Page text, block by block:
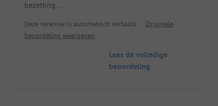
bezetting.
Toiletten en douches met grote luchtramen. Bij
koel weer is het onaangenaam tochtig.
Zeer goede pizza direct op de camping!
Deze recensie is automatisch vertaald.
Originele
beoordeling weergeven
Lees de volledige
beoordeling